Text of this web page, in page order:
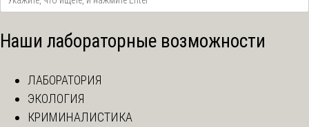
Наши лабораторные возможности
ЛАБОРАТОРИЯ
ЭКОЛОГИЯ
КРИМИНАЛИСТИКА